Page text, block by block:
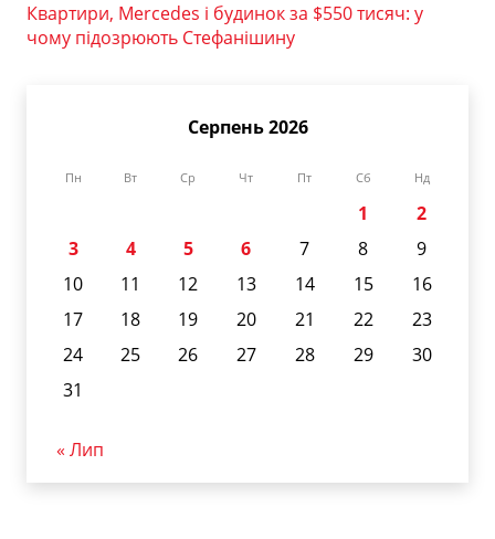
Квартири, Mercedes і будинок за $550 тисяч: у
чому підозрюють Стефанішину
Серпень 2026
Пн Вт Ср Чт Пт Сб Нд
1
2
3
4 5 6 7 8
9
10
11 12 13 14 15
16
17
18 19 20 21 22
23
24
25 26 27 28 29
30
31
« Лип